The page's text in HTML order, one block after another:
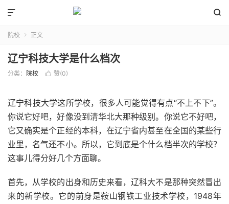


院校  正文
辽宁科技大学是什么档次
分类： 院校  赞(0)
辽宁科技大学这所学校，很多人可能觉得有点“不上不下”。
你说它好吧，好像没到清华北大那种级别。你说它不好吧，
它又确实是个正经的本科，在辽宁省内甚至在全国的某些行
业里，名气还不小。所以，它到底是个什么档半次的学校？
这事儿得分好几个方面聊。
首先，从学校的出身和历史来看，辽科大不是那种突然冒出
来的新学校。它的前身是鞍山钢铁工业技术学校，1948年